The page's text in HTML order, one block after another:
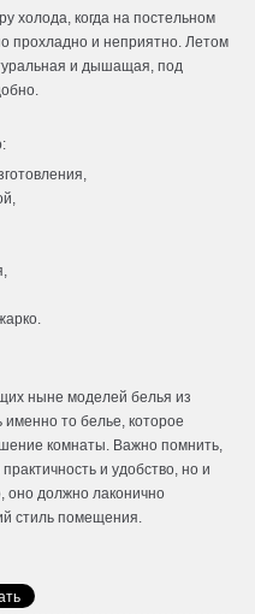
холода, когда на постельном
прохладно и неприятно. Летом
и дышащая, под
ныне моделей белья из
то белье, которое
комнаты. Важно помнить,
и удобство, но и
оно должно лаконично
стиль помещения.